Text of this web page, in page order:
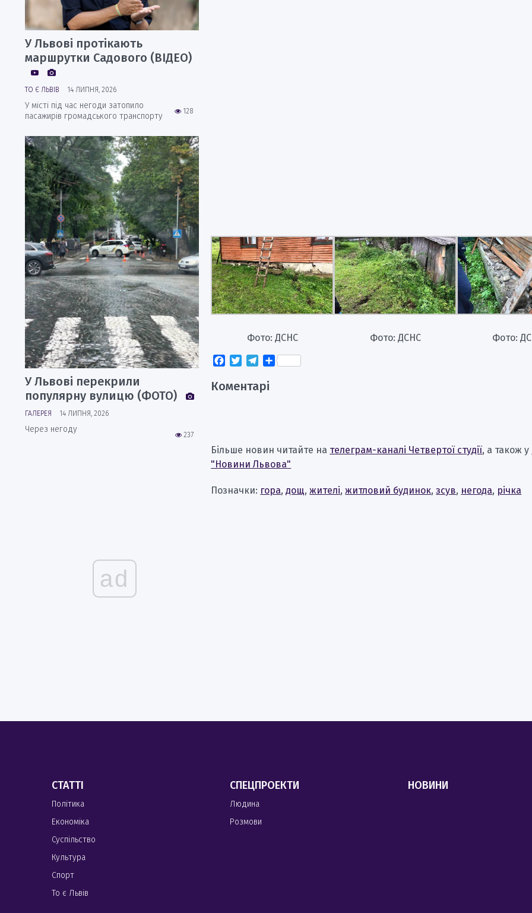
Фото: ДСНС Фото: ДСНС Фото:
Facebook
TwitterTelegram
Поділитися
Коментарі
Більше новин читайте на телеграм-каналі Четвертої студії, а також у
"Новини Львова"
Позначки: гора,дощ,жителі,житловий будинок,зсув, негода, річка
У Львові протікають
маршрутки Садового (ВІДЕО)
ТО Є ЛЬВІВ 14 ЛИПНЯ, 2026
128
У місті під час негоди затопило
пасажирів громадського транспорту
У Львові перекрили
популярну вулицю (ФОТО)
ГАЛЕРЕЯ 14 ЛИПНЯ, 2026
237
Через негоду
ad
СТАТТІ
Політика
Економіка
Суспільство
Культура
Спорт
То є Львів
СПЕЦПРОЕКТИ
Людина
Розмови
НОВИНИ